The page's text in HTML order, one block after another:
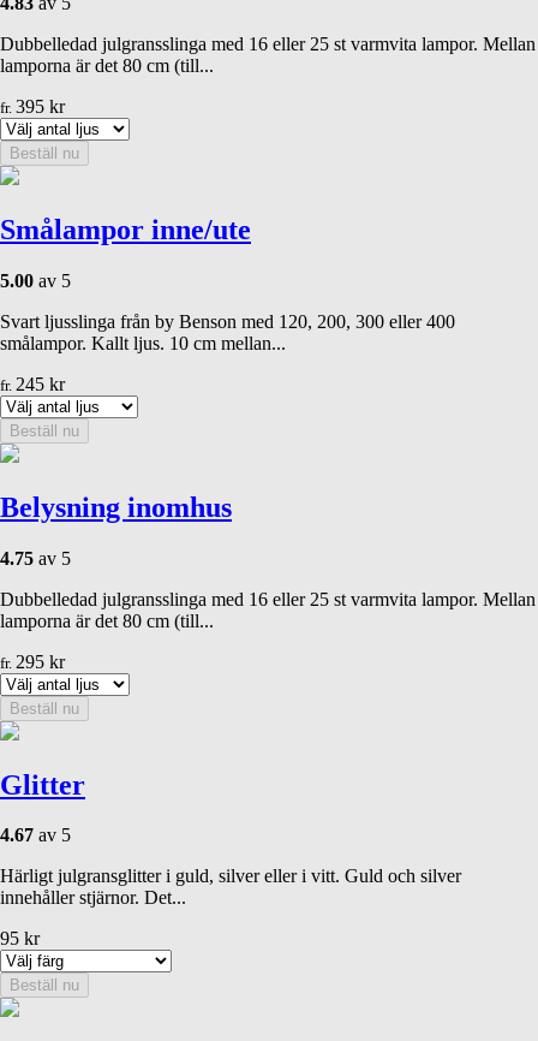
Dubbelledad julgransslinga med 16 eller 25 st varmvita lampor. Mellan
lamporna är det 80 cm (till...
fr. 395 kr
Beställ nu
Smålampor inne/ute
5.00 av 5
Svart ljusslinga från by Benson med 120, 200, 300 eller 400
smålampor. Kallt ljus. 10 cm mellan...
fr. 245 kr
Beställ nu
Belysning inomhus
4.75 av 5
Dubbelledad julgransslinga med 16 eller 25 st varmvita lampor. Mellan
lamporna är det 80 cm (till...
fr. 295 kr
Beställ nu
Glitter
4.67 av 5
Härligt julgransglitter i guld, silver eller i vitt. Guld och silver
innehåller stjärnor. Det...
95 kr
Beställ nu